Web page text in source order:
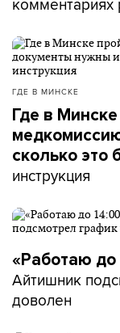
ГДЕ В МИНСКЕ
Где в
сколько это
инструкция
«Работаю до
Айтишник
доволен